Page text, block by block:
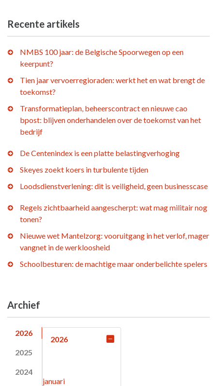
Recente artikels
NMBS 100 jaar: de Belgische Spoorwegen op een
keerpunt?
Tien jaar vervoerregioraden: werkt het en wat brengt de
toekomst?
Transformatieplan, beheerscontract en nieuwe cao
bpost: blijven onderhandelen over de toekomst van het
bedrijf
De Centenindex is een platte belastingverhoging
Skeyes zoekt koers in turbulente tijden
Loodsdienstverlening: dit is veiligheid, geen businesscase
Regels zichtbaarheid aangescherpt: wat mag militair nog
tonen?
Nieuwe wet Mantelzorg: vooruitgang in het verlof, mager
vangnet in de werkloosheid
Schoolbesturen: de machtige maar onderbelichte spelers
Archief
2026
2025
2024
2026
januari